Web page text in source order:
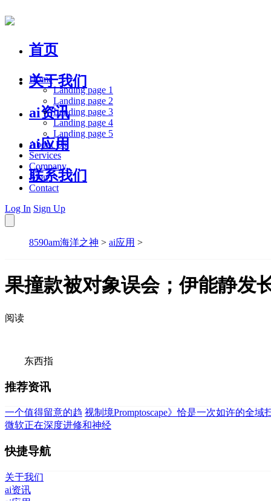
首页
关于我们
ai资讯
ai应用
联系我们
Home
Landing page 1
Landing page 2
Landing page 3
Landing page 4
Landing page 5
About Us
Services
Company
Blog
Contact
Log In Sign Up
8590am海洋之神 > ai应用 >
果撞款被对象误会；伊能静发
阅读
东西指
推荐资讯
一个值得留意的趋 视制境Promptoscape》恰是一次如许的全域
微软正在深度进修和神经
快捷导航
关于我们
ai资讯